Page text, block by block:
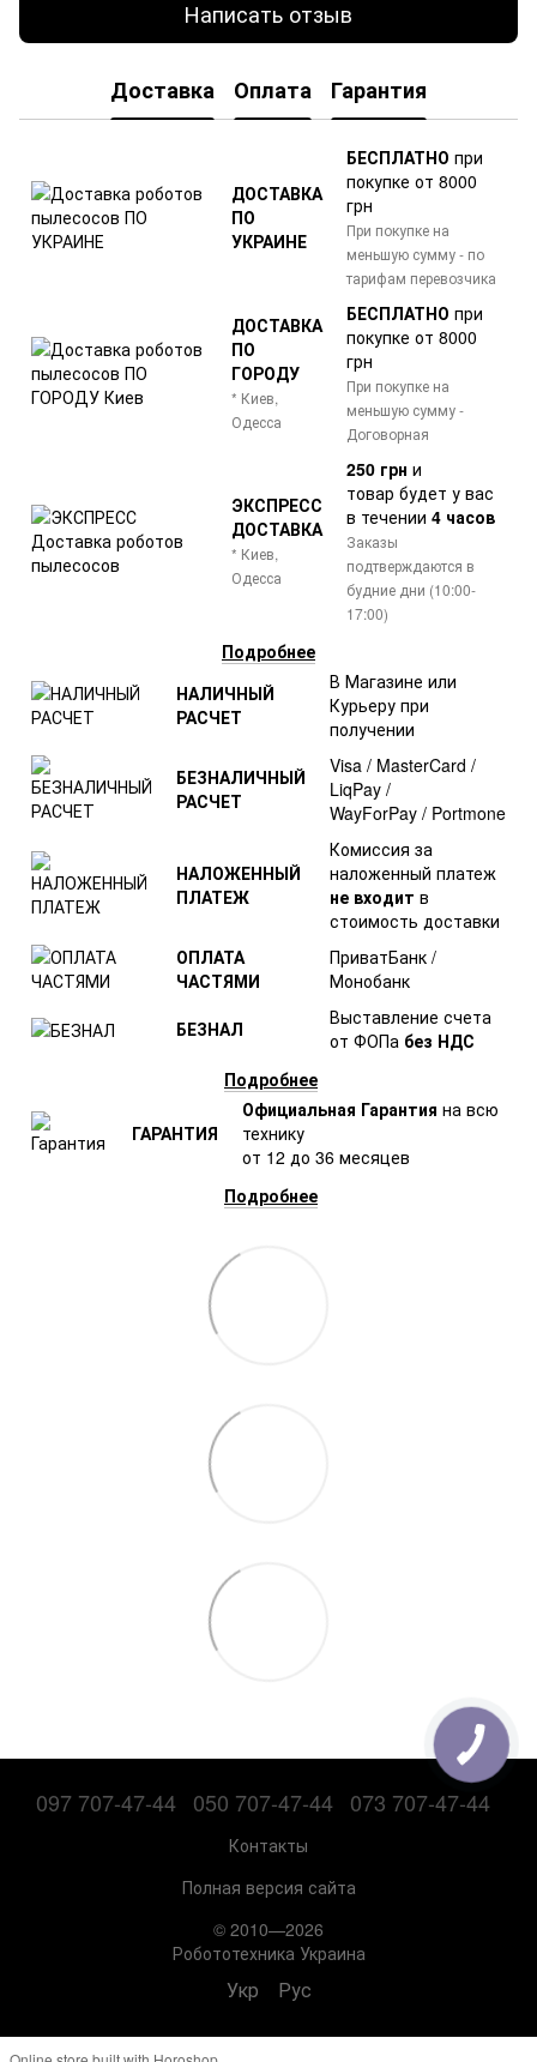
Написать отзыв
Доставка Оплата Гарантия
ДОСТАВКА
ПО
УКРАИНЕ
БЕСПЛАТНО при
покупке от 8000
грн
При покупке на
меньшую сумму - по
тарифам перевозчика
ДОСТАВКА
ПО
ГОРОДУ
* Киев,
Одесса
БЕСПЛАТНО при
покупке от 8000
грн
При покупке на
меньшую сумму -
Договорная
ЭКСПРЕСС
ДОСТАВКА
* Киев,
Одесса
250 грн и
товар будет у вас
в течении 4 часов
Заказы
подтверждаются в
будние дни (10:00-
17:00)
Подробнее
НАЛИЧНЫЙ
РАСЧЕТ
В Магазине или
Курьеру при
получении
БЕЗНАЛИЧНЫЙ
РАСЧЕТ
Visa / MasterCard /
LiqPay /
WayForPay / Portmone
НАЛОЖЕННЫЙ
ПЛАТЕЖ
Комиссия за
наложенный платеж
не входит в
стоимость доставки
ОПЛАТА
ЧАСТЯМИ
ПриватБанк /
Монобанк
БЕЗНАЛ
Выставление счета
от ФОПа без НДС
Подробнее
ГАРАНТИЯ
Официальная Гарантия на всю
технику
от 12 до 36 месяцев
Подробнее
097 707-47-44 050 707-47-44 073 707-47-44
Контакты
Полная версия сайта
© 2010—2026
Робототехника Украина
Укр Рус